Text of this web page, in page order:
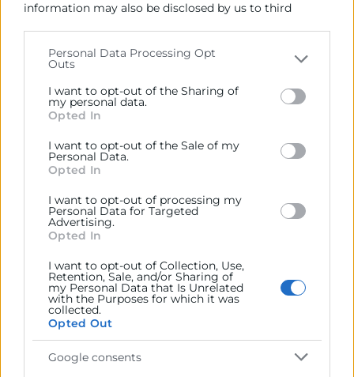
information may also be disclosed by us to third
Please note that this website/app uses one or more
Google services and may gather and store information
including but not limited to your visit or usage
behaviour. You may click to grant or deny consent to
below specified purposes in below Google consent
section.
Personal Data Processing Opt
Outs
I want to opt-out of the Sharing of
my personal data.
Opted In
I want to opt-out of the Sale of my
Personal Data.
Opted In
I want to opt-out of processing my
Personal Data for Targeted
Advertising.
Opted In
I want to opt-out of Collection, Use,
Retention, Sale, and/or Sharing of
my Personal Data that Is Unrelated
with the Purposes for which it was
collected.
Opted Out
Google consents
INSCRIPCIÓN
Descarga la ficha de inscripción, rellénala y envíanosla
contact@erasmusvalenciahub.com
Contacto